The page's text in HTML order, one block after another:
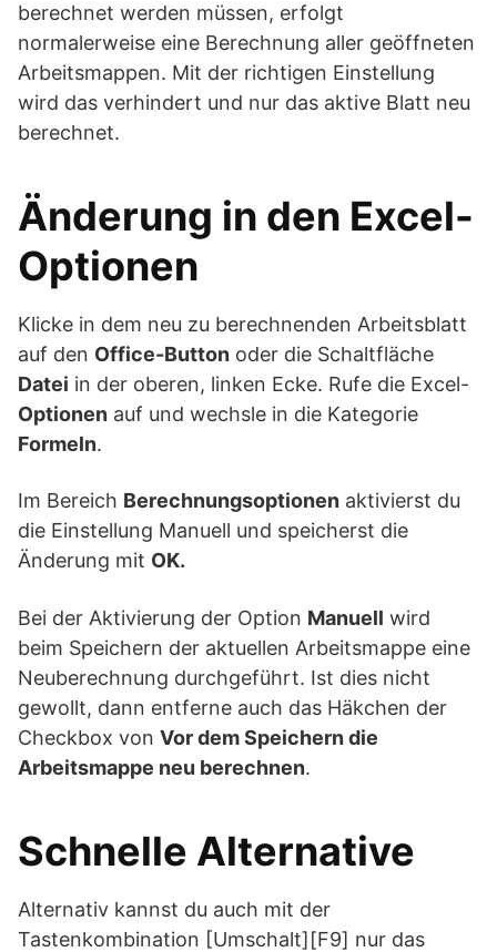
berechnet werden müssen, erfolgt
normalerweise eine Berechnung aller geöffneten
Arbeitsmappen. Mit der richtigen Einstellung
wird das verhindert und nur das aktive Blatt neu
berechnet.
Änderung in den Excel-
Optionen
Klicke in dem neu zu berechnenden Arbeitsblatt
auf den Office-Button oder die Schaltfläche
Datei in der oberen, linken Ecke. Rufe die Excel-
Optionen auf und wechsle in die Kategorie
Formeln.
Im Bereich Berechnungsoptionen aktivierst du
die Einstellung Manuell und speicherst die
Änderung mit OK.
Bei der Aktivierung der Option Manuell wird
beim Speichern der aktuellen Arbeitsmappe eine
Neuberechnung durchgeführt. Ist dies nicht
gewollt, dann entferne auch das Häkchen der
Checkbox von Vor dem Speichern die
Arbeitsmappe neu berechnen.
Schnelle Alternative
Alternativ kannst du auch mit der
Tastenkombination [Umschalt][F9] nur das